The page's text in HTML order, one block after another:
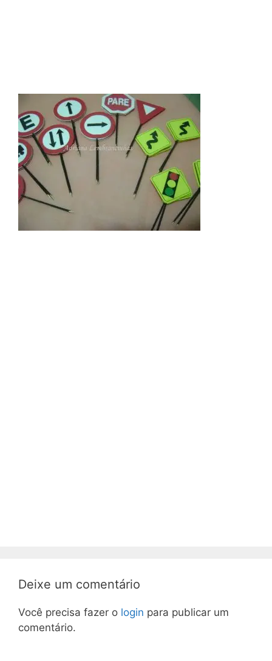
Deixe um comentário
Você precisa fazer o login para publicar um
comentário.